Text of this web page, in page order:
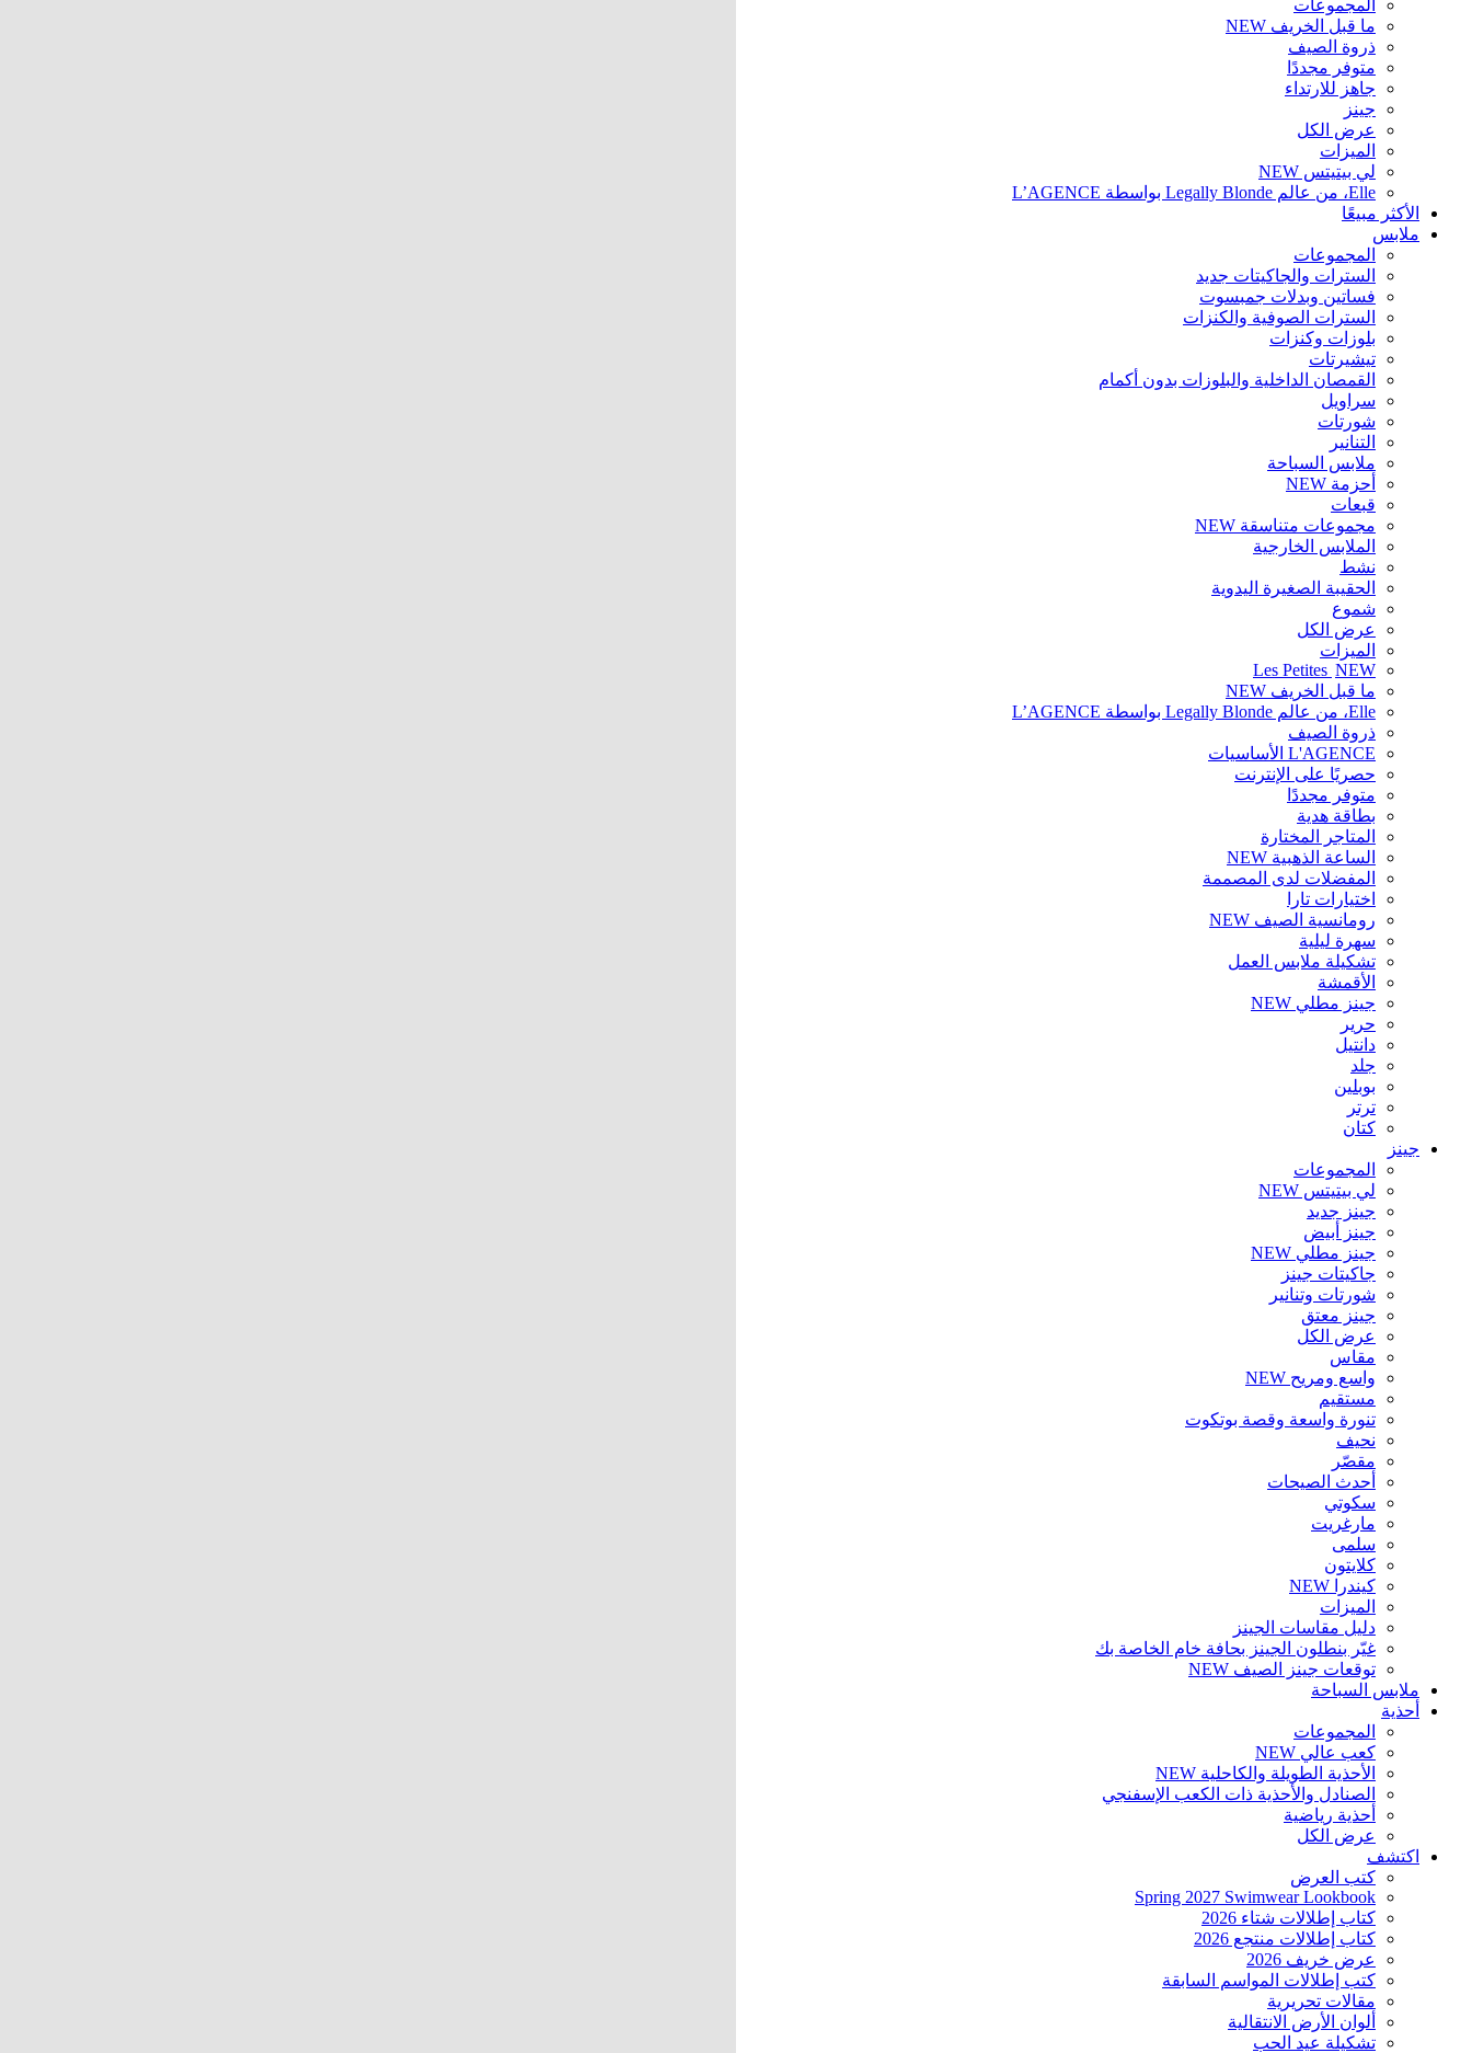
المجموعات
ما قبل الخريف NEW
ذروة الصيف
متوفر مجددًا
جاهز للارتداء
جينز
عرض الكل
الميزات
لي بيتيتس NEW
Elle، من عالم Legally Blonde بواسطة L’AGENCE
الأكثر مبيعًا
ملابس
المجموعات
السترات والجاكيتات جديد
فساتين وبدلات جمبسوت
السترات الصوفية والكنزات
بلوزات وكنزات
تيشيرتات
القمصان الداخلية والبلوزات بدون أكمام
سراويل
شورتات
التنانير
ملابس السباحة
أحزمة NEW
قبعات
مجموعات متناسقة NEW
الملابس الخارجية
نشط
الحقيبة الصغيرة اليدوية
شموع
عرض الكل
الميزات
Les Petites NEW
ما قبل الخريف NEW
Elle، من عالم Legally Blonde بواسطة L’AGENCE
ذروة الصيف
L'AGENCE الأساسيات
حصريًا على الإنترنت
متوفر مجددًا
بطاقة هدية
المتاجر المختارة
الساعة الذهبية NEW
المفضلات لدى المصممة
اختيارات تارا
رومانسية الصيف NEW
سهرة ليلية
تشكيلة ملابس العمل
الأقمشة
جينز مطلي NEW
حرير
دانتيل
جلد
بوبلين
ترتر
كتان
جينز
المجموعات
لي بيتيتس NEW
جينز جديد
جينز أبيض
جينز مطلي NEW
جاكيتات جينز
شورتات وتنانير
جينز معتق
عرض الكل
مقاس
واسع ومريح NEW
مستقيم
تنورة واسعة وقصة بوتكوت
نحيف
مقصّر
أحدث الصيحات
سكوتي
مارغريت
سلمى
كلايتون
كيندرا NEW
الميزات
دليل مقاسات الجينز
غيّر بنطلون الجينز بحافة خام الخاصة بك
توقعات جينز الصيف NEW
ملابس السباحة
أحذية
المجموعات
كعب عالي NEW
الأحذية الطويلة والكاحلية NEW
الصنادل والأحذية ذات الكعب الإسفنجي
أحذية رياضية
عرض الكل
اكتشف
كتب العرض
Spring 2027 Swimwear Lookbook
كتاب إطلالات شتاء 2026
كتاب إطلالات منتجع 2026
عرض خريف 2026
كتب إطلالات المواسم السابقة
مقالات تحريرية
ألوان الأرض الانتقالية
تشكيلة عيد الحب